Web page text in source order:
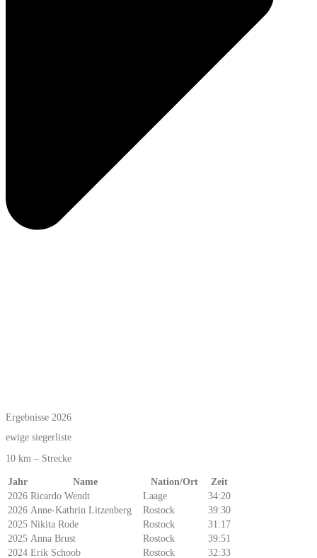
Ergebnisse 2026
ewige siegerliste
10 km – Strecke
Jahr Name Nation/Ort
Zeit
2026 Ricardo Wendt Laage
34:20
2026 Anne-Kathrin Litzenberg Rostock
39:30
2025 Nikita Rode Rostock
31:17
2025 Anna Brust Rostock
39:51
2024 Erik Schoob Rostock
32:33